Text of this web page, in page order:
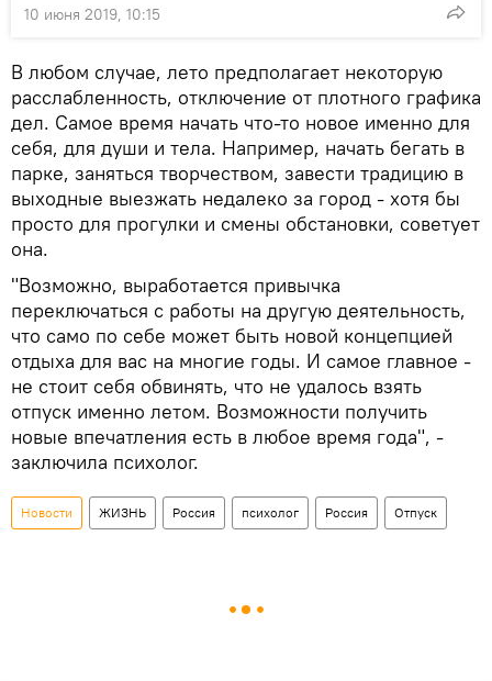
10 июня 2019, 10:15
В любом случае, лето предполагает некоторую
расслабленность, отключение от плотного графика
дел. Самое время начать что-то новое именно для
себя, для души и тела. Например, начать бегать в
парке, заняться творчеством, завести традицию в
выходные выезжать недалеко за город - хотя бы
просто для прогулки и смены обстановки, советует
она.
"Возможно, выработается привычка
переключаться с работы на другую деятельность,
что само по себе может быть новой концепцией
отдыха для вас на многие годы. И самое главное -
не стоит себя обвинять, что не удалось взять
отпуск именно летом. Возможности получить
новые впечатления есть в любое время года", -
заключила психолог.
Новости ЖИЗНЬ Россия психолог Россия Отпуск